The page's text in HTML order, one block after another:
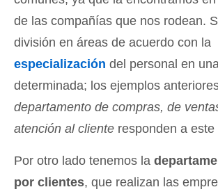
de las compañías que nos rodean.
división en áreas de acuerdo con la
especialización del personal en
determinada; los ejemplos
departamento de compras, de
atención al cliente responden a este
Por otro lado tenemos la
por clientes, que realizan las